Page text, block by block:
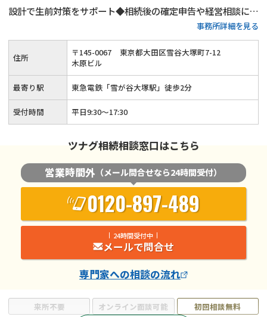
設計で生前対策をサポート◆相続後の確定申告や経営相談にも
対応可能◆ベテラン税理士が相談から申告後のフォローまで対
応します。まずは相続税に関するお悩みをお聞かせください。
事務所詳細を見る
来所不要 オンライン面談可能
初回相談無料
住所 〒145-0067
東京都大田区雪谷大塚町7-12
木原ビル
最寄り駅 東急電鉄「雪が谷大塚駅」徒歩2分
受付時間 平日9:30～17:30
ツナグ相続相談窓口はこちら
営業時間外 （メール問合せなら24時間受付）
0120-897-489
24時間受付中
メールで問合せ
専門家への相談の流れ